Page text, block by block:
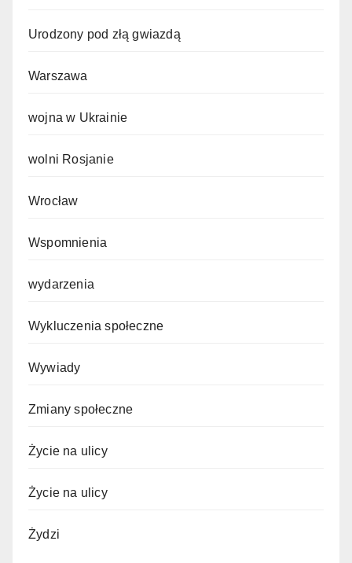
Urodzony pod złą gwiazdą
Warszawa
wojna w Ukrainie
wolni Rosjanie
Wrocław
Wspomnienia
wydarzenia
Wykluczenia społeczne
Wywiady
Zmiany społeczne
Życie na ulicy
Życie na ulicy
Żydzi